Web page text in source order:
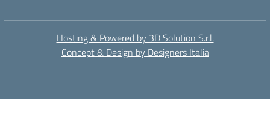
Hosting & Powered by 3D Solution S.r.l.
Concept & Design by Designers Italia